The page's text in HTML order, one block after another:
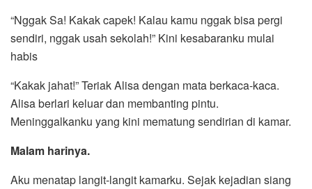
“Nggak Sa! Kakak capek! Kalau kamu nggak bisa pergi
sendiri, nggak usah sekolah!” Kini kesabaranku mulai
habis
“Kakak jahat!” Teriak Alisa dengan mata berkaca-kaca.
Alisa berlari keluar dan membanting pintu.
Meninggalkanku yang kini mematung sendirian di kamar.
Malam harinya.
Aku menatap langit-langit kamarku. Sejak kejadian siang